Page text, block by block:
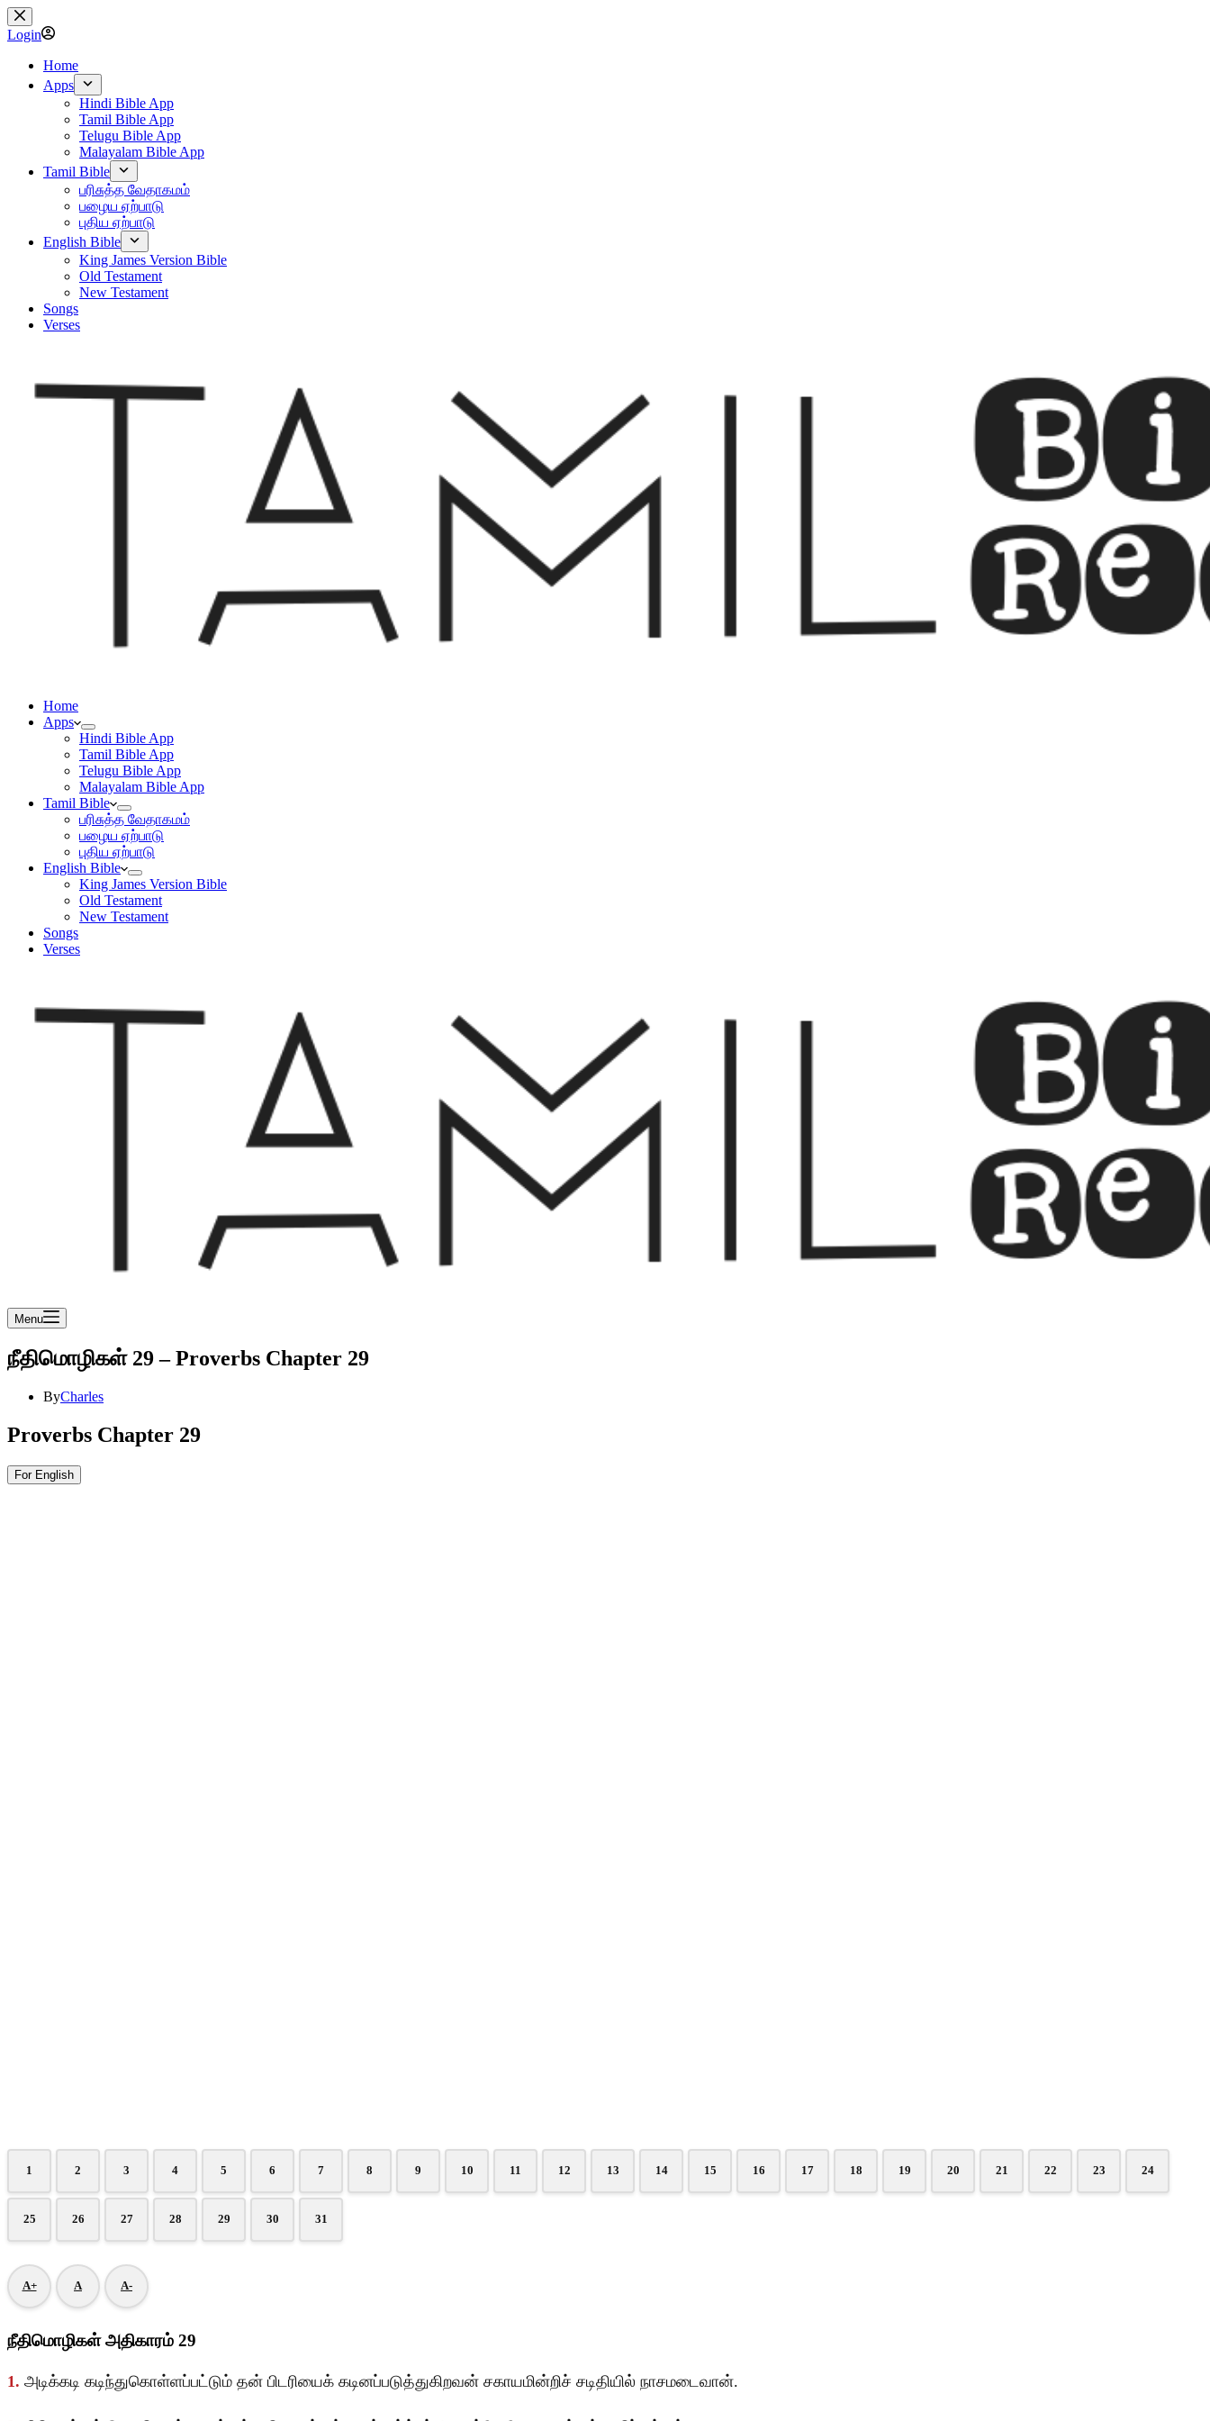
Skip
to
content
Login
Home
Apps
Hindi Bible App
Tamil Bible App
Telugu Bible App
Malayalam Bible App
Tamil Bible
பரிசுத்த வேதாகமம்
பழைய ஏற்பாடு
புதிய ஏற்பாடு
English Bible
King James Version Bible
Old Testament
New Testament
Songs
Verses
Home
Apps
Hindi Bible App
Tamil Bible App
Telugu Bible App
Malayalam Bible App
Tamil Bible
பரிசுத்த வேதாகமம்
பழைய ஏற்பாடு
புதிய ஏற்பாடு
English Bible
King James Version Bible
Old Testament
New Testament
Songs
Verses
Menu
நீதிமொழிகள் 29 – Proverbs Chapter 29
ByCharles
Proverbs Chapter 29
For English
1 2 3 4 5 6 7 8 9 10 11 12 13 14 15 16 17 18 19 20 21 22 23 24
25 26 27 28 29 30 31
A+ A A-
நீதிமொழிகள் அதிகாரம் 29
1. அடிக்கடி கடிந்துகொள்ளப்பட்டும் தன் பிடரியைக் கடினப்படுத்துகிறவன் சகாயமின்றிச் சடிதியில் நாசமடைவான்.